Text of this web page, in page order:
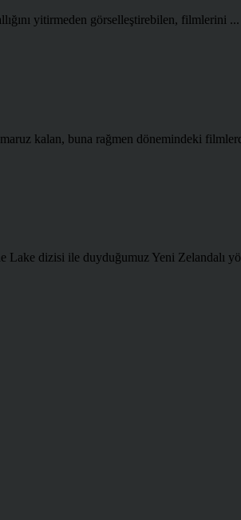
yitirmeden görselleştirebilen, filmlerini ...
kalan, buna rağmen dönemindeki
Lake dizisi ile duyduğumuz Yeni Zelandalı